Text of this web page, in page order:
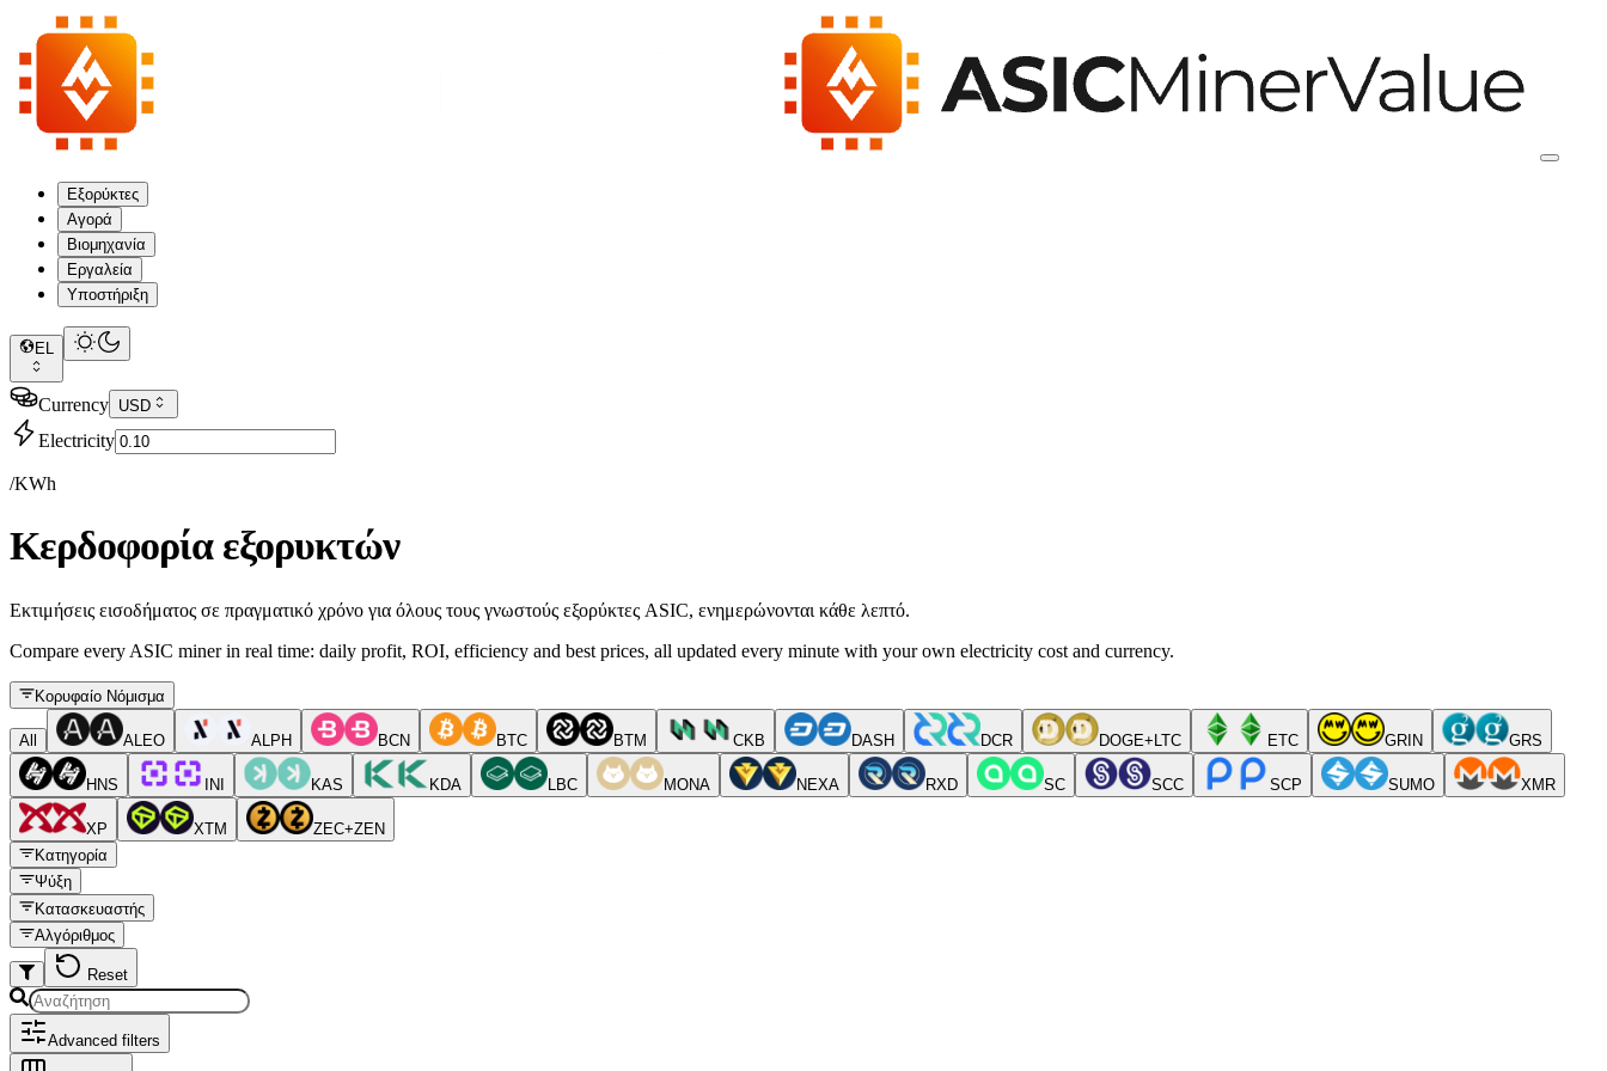
Εξορύκτες
Αγορά
Βιομηχανία
Εργαλεία
Υποστήριξη
EL
Currency USD
Electricity
/KWh
Κερδοφορία εξορυκτών
Εκτιμήσεις εισοδήματος σε πραγματικό χρόνο για όλους τους γνωστούς εξορύκτες ASIC, ενημερώνονται κάθε λεπτό.
Compare every ASIC miner in real time: daily profit, ROI, efficiency and best prices, all updated every minute with your own electricity cost and currency.
Κορυφαίο Νόμισμα
All ALEO ALPH BCN BTC BTM CKB DASH DCR DOGE+LTC ETC GRIN GRS
HNS INI KAS KDA LBC MONA NEXA RXD SC SCC SCP SUMO XMR
XP XTM
ZEC+ZEN
Κατηγορία
Ψύξη
Κατασκευαστής
Αλγόριθμος
Reset
Advanced filters